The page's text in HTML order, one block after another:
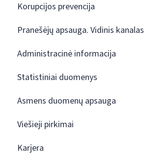
Korupcijos prevencija
Pranešėjų apsauga. Vidinis kanalas
Administracinė informacija
Statistiniai duomenys
Asmens duomenų apsauga
Viešieji pirkimai
Karjera